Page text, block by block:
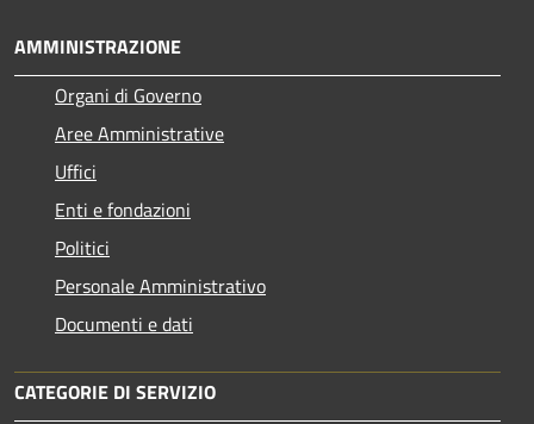
AMMINISTRAZIONE
Organi di Governo
Aree Amministrative
Uffici
Enti e fondazioni
Politici
Personale Amministrativo
Documenti e dati
CATEGORIE DI SERVIZIO